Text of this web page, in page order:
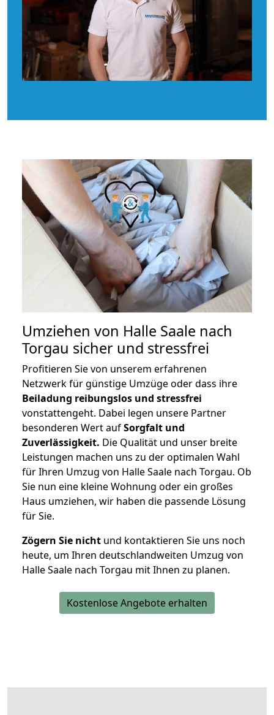
Umziehen von Halle Saale nach
Torgau sicher und stressfrei
Profitieren Sie von unserem erfahrenen
Netzwerk für günstige Umzüge oder dass ihre
Beiladung reibungslos und stressfrei
vonstattengeht. Dabei legen unsere Partner
besonderen Wert aufSorgfalt und
Zuverlässigkeit. Die Qualität und unser breite
Leistungen machen uns zu der optimalen Wahl
für Ihren Umzug von Halle Saale nach Torgau. Ob
Sie nun eine kleine Wohnung oder ein großes
Haus umziehen, wir haben die passende Lösung
für Sie.
Zögern Sie nicht und kontaktieren Sie uns noch
heute, um Ihren deutschlandweiten Umzug von
Halle Saale nach Torgau mit Ihnen zu planen.
Kostenlose Angebote erhalten